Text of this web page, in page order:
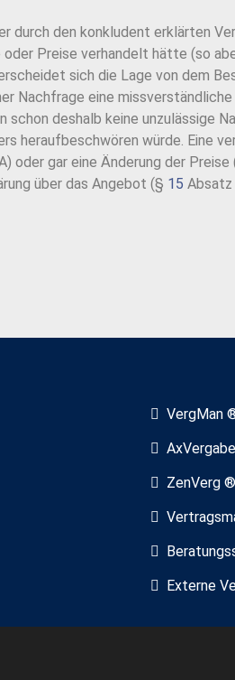
durch den konkludent erklärten
Preise verhandelt hätte (so
sich die Lage von dem
Nachfrage eine
deshalb keine unzulässige
heraufbeschwören würde. Eine
oder gar eine Änderung der Preise
über das Angebot (§ 15 Absatz
VergMan
ZenVerg ®
Externe